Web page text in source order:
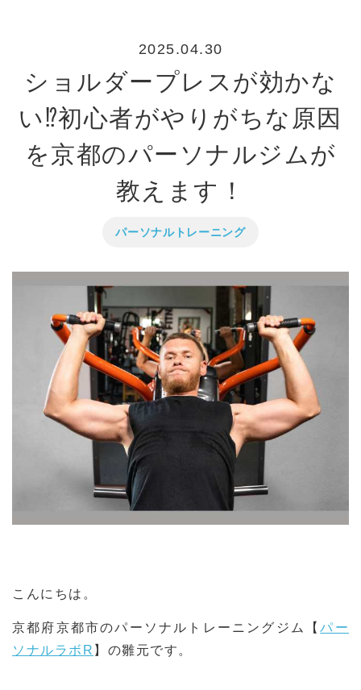
2025.04.30
ショルダープレスが効かな
い⁉初心者がやりがちな原因
を京都のパーソナルジムが
教えます！
パーソナルトレーニング
こんにちは。
京都府京都市のパーソナルトレーニングジム【パー
ソナルラボR 】の雛元です。